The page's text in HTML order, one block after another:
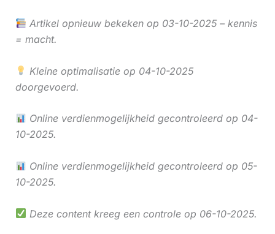
Artikel opnieuw bekeken op 03-10-2025 – kennis
= macht.
Kleine optimalisatie op 04-10-2025
doorgevoerd.
Online verdienmogelijkheid gecontroleerd op 04-
10-2025.
Online verdienmogelijkheid gecontroleerd op 05-
10-2025.
Deze content kreeg een controle op 06-10-2025.